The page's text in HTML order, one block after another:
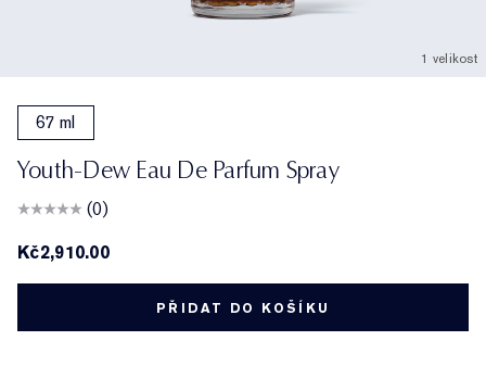
1 velikost
67 ml
Youth-Dew Eau De Parfum Spray
(0)
Kč2,910.00
PŘIDAT DO KOŠÍKU